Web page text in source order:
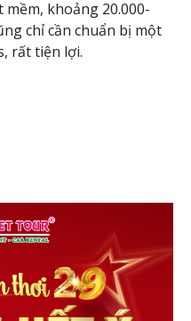
khoảng 20.000-
chỉ cần chuẩn bị một
rất tiện lợi.